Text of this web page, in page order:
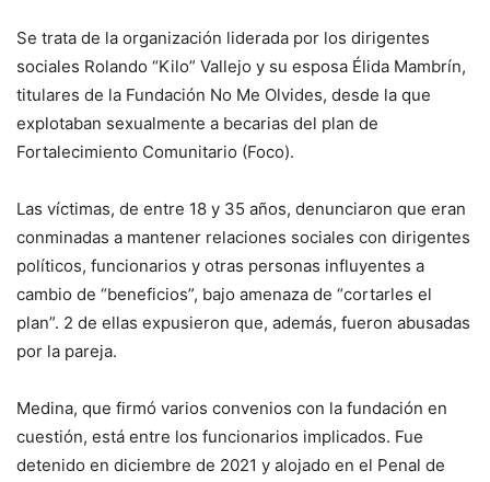
Se trata de la organización liderada por los dirigentes
sociales Rolando “Kilo” Vallejo y su esposa Élida Mambrín,
titulares de la Fundación No Me Olvides, desde la que
explotaban sexualmente a becarias del plan de
Fortalecimiento Comunitario (Foco).
Las víctimas, de entre 18 y 35 años, denunciaron que eran
conminadas a mantener relaciones sociales con dirigentes
políticos, funcionarios y otras personas influyentes a
cambio de “beneficios”, bajo amenaza de “cortarles el
plan”. 2 de ellas expusieron que, además, fueron abusadas
por la pareja.
Medina, que firmó varios convenios con la fundación en
cuestión, está entre los funcionarios implicados. Fue
detenido en diciembre de 2021 y alojado en el Penal de